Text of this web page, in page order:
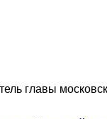
главы